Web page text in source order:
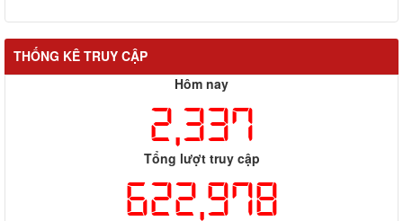
THỐNG KÊ TRUY CẬP
Hôm nay
2,337
Tổng lượt truy cập
622,978